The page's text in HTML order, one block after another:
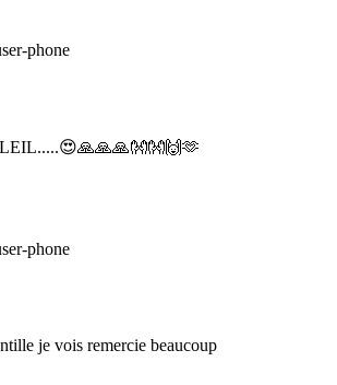
je vois remercie beaucoup